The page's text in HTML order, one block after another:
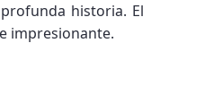
historia. El
impresionante.